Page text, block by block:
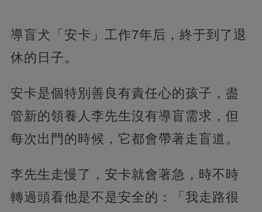
導盲犬「安卡」工作7年后，終于到了退
休的日子。
安卡是個特別善良有責任心的孩子，盡
管新的領養人李先生沒有導盲需求，但
每次出門的時候，它都會帶著走盲道。
李先生走慢了，安卡就會著急，時不時
轉過頭看他是不是安全的：「我走路很